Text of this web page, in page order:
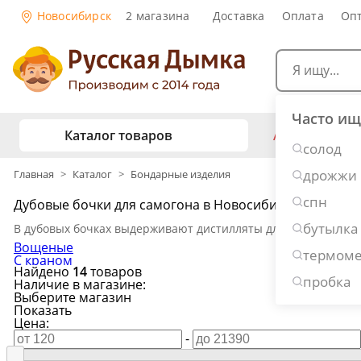
Новосибирск 2 магазина Доставка Оплата
Часто
солод
дрожжи
спн
бутылка
пробка
Каталог товаров
Копчение и колбасы
Консервирование
Дубовые бочки и кадки
АКЦИИ
Рецепты
Виски
Ром
Джин
Наливки и
Рецепты еды
Консервы
Главная > Каталог > Бондарные изделия
Дубовые бочки для самогона в Новосибирске
В дубовых бочках выдерживают дистилляты для придания
Вощеные
С краном
5 литров
10 литров
15 литров
20 литров
30 литров
50 литров
Найдено 14товаров
Наличие в магазине:
Выберите магазин
Показать
Цена:
-